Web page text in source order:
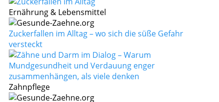
Ernährung & Lebensmittel
Zuckerfallen im Alltag – wo sich die süße Gefahr
versteckt
Zahnpflege